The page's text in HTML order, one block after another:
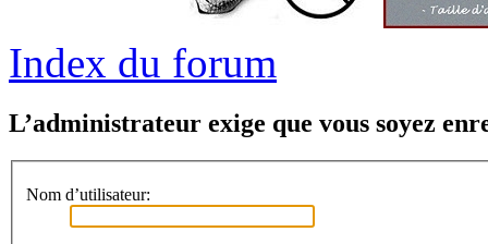
Index du forum
L’administrateur exige que vous soyez
Nom d’utilisateur: